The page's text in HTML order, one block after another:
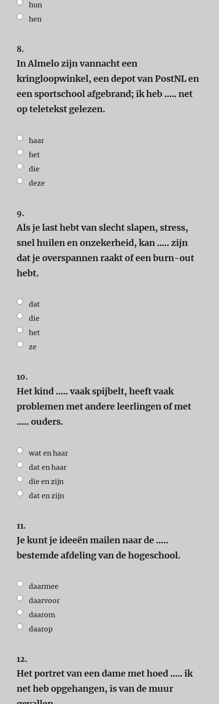
hun
hen
8.
In Almelo zijn vannacht een
kringloopwinkel, een depot van PostNL en
een sportschool afgebrand; ik heb .....net
op teletekst gelezen.
haar
het
die
deze
9.
Als je last hebt van slecht slapen, stress,
snel huilen en onzekerheid, kan .....zijn
dat je overspannen raakt of een burn-out
hebt.
dat
die
het
ze
10.
Het kind .....vaak spijbelt, heeft vaak
problemen met andere leerlingen of met
..... ouders.
wat en haar
dat en haar
die en zijn
dat en zijn
11.
Je kunt je ideeën mailen naar de .....
bestemde afdeling van de hogeschool.
daarmee
daarvoor
daarom
daarop
12.
Het portret van een dame met hoed ..... ik
net heb opgehangen, is van de muur